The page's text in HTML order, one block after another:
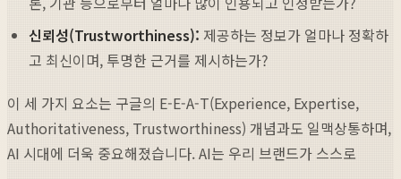
신뢰성(Trustworthiness): 제공하는 정보가 얼마나 정확하
고 최신이며, 투명한 근거를 제시하는가?
이 세 가지 요소는 구글의 E-E-A-T(Experience, Expertise,
Authoritativeness, Trustworthiness) 개념과도 일맥상통하며,
AI 시대에 더욱 중요해졌습니다. AI는 우리 브랜드가 스스로